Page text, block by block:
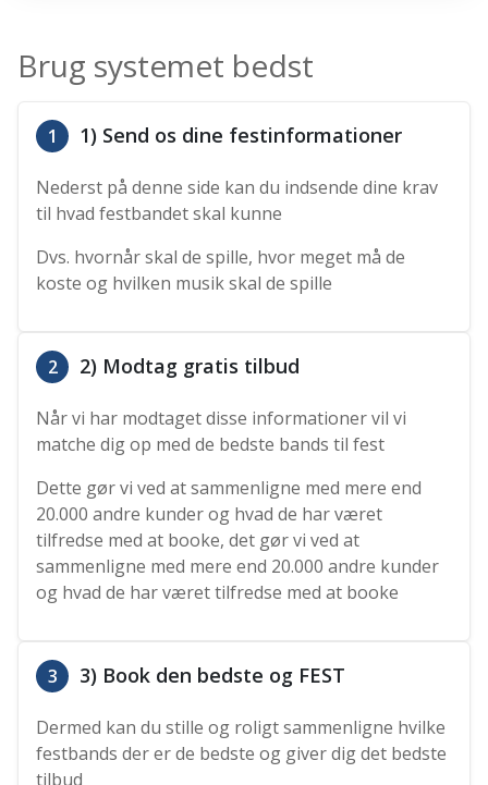
Brug systemet bedst
1 1) Send os dine festinformationer
Nederst på denne side kan du indsende dine krav
til hvad festbandet skal kunne
Dvs. hvornår skal de spille, hvor meget må de
koste og hvilken musik skal de spille
2 2) Modtag gratis tilbud
Når vi har modtaget disse informationer vil vi
matche dig op med de bedste bands til fest
Dette gør vi ved at sammenligne med mere end
20.000 andre kunder og hvad de har været
tilfredse med at booke, det gør vi ved at
sammenligne med mere end 20.000 andre kunder
og hvad de har været tilfredse med at booke
3 3) Book den bedste og FEST
Dermed kan du stille og roligt sammenligne hvilke
festbands der er de bedste og giver dig det bedste
tilbud